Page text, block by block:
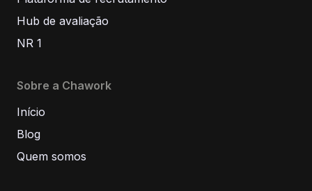
Hub de avaliação
NR 1
Sobre a Chawork
Início
Blog
Quem somos